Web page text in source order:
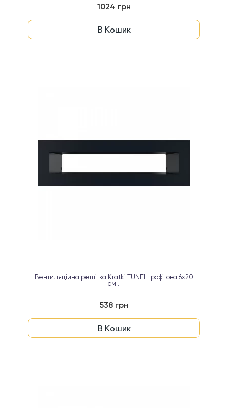
1024 грн
В Кошик
Вентиляційна решітка Kratki TUNEL графітова 6х20
см...
538 грн
В Кошик